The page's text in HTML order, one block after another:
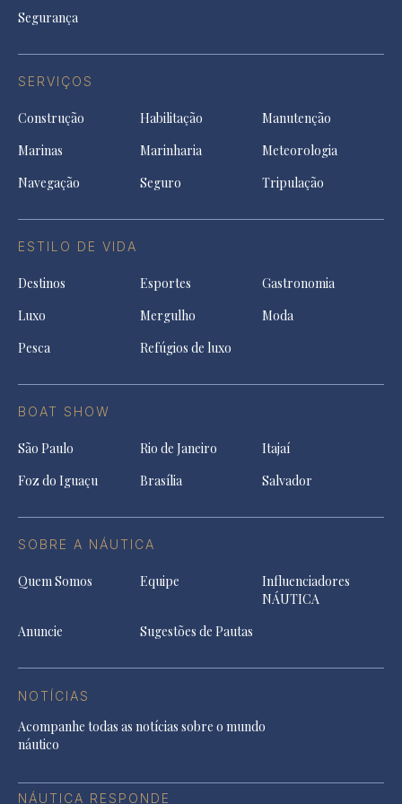
Segurança
SERVIÇOS
Construção Habilitação
Manutenção
Marinas
Marinharia
Meteorologia
Navegação
Seguro Tripulação
ESTILO DE VIDA
Destinos Esportes
Gastronomia
Luxo
Mergulho
Moda
Pesca
Refúgios de luxo
BOAT SHOW
São Paulo Rio de Janeiro
Itajaí
Foz do Iguaçu
Brasília Salvador
SOBRE A NÁUTICA
Quem Somos Equipe
Influenciadores
NÁUTICA
Anuncie
Sugestões de Pautas
NOTÍCIAS
Acompanhe todas as notícias sobre o mundo
náutico
NÁUTICA RESPONDE